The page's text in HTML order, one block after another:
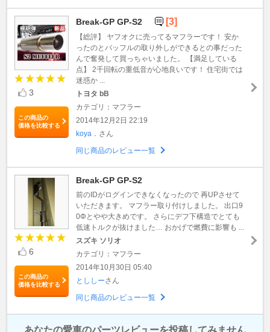
3
この商品の
価格を比較する
Break-GP GP-S2 [3]
【総評】 ヤフオクに売ってるマフラーです！ 安か
ったのとバッフルの取り外しができるとの事だった
んで奮発して買っちゃいました。 【満足している
点】 2千回転の重低音が心地良いです！ 住宅街では
迷惑か ...
トヨタ bB
カテゴリ：マフラー
2014年12月2日 22:19
koya． さん
同じ商品のレビュー一覧
6
この商品の
価格を比較する
Break-GP GP-S2
前のIDがログインできなくなったので 再UPさせて
いただきます。 マフラー取り付けしました。 出口9
0Φとやや大きめです。 さらにデフ下構造でとても
低速トルクが抜けました… おかげで燃費に影響も ...
スズキ ソリオ
カテゴリ：マフラー
2014年10月30日 05:40
とししーさん
同じ商品のレビュー一覧
あなたの愛車のパーツレビューを投稿してみません